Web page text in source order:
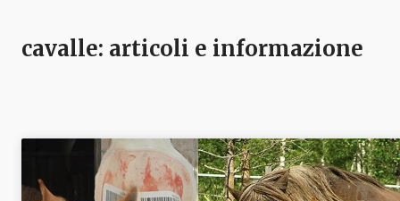
cavalle: articoli e informazione